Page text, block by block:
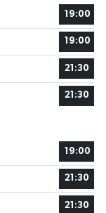
19:00
19:00
21:30
21:30
19:00
21:30
21:30